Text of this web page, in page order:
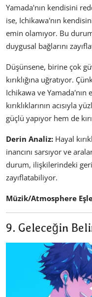
Yamada'nın kendisini
ise, Ichikawa'nın
emin olamıyor. Bu
duygusal bağlarını
Düşünsene, birine çok
kırıklığına uğratıyor.
Ichikawa ve
kırıklıklarının acısıyla
güçlü yapıyor hem de
Derin Analiz: Hayal
inancını sarsıyor ve
durum, ilişkilerindeki
zayıflatabiliyor.
Müzik/Atmosphere
9. Geleceğin